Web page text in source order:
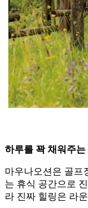
하루를 꽉 채워주
마우나오션은 골프
는 휴식 공간으로
라 진짜 힐링은 라